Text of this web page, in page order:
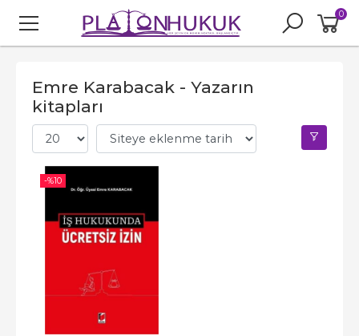
0
Emre Karabacak - Yazarın
kitapları
-%10